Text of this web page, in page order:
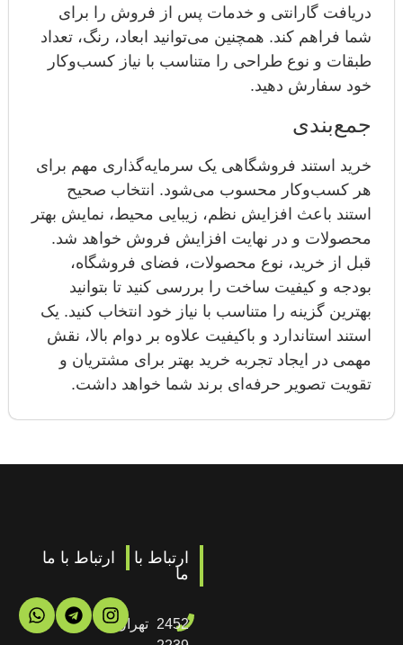
دریافت گارانتی و خدمات پس از فروش را برای
شما فراهم کند. همچنین می‌توانید ابعاد، رنگ، تعداد
طبقات و نوع طراحی را متناسب با نیاز کسب‌وکار
خود سفارش دهید.
جمع‌بندی
خرید استند فروشگاهی یک سرمایه‌گذاری مهم برای
هر کسب‌وکار محسوب می‌شود. انتخاب صحیح
استند باعث افزایش نظم، زیبایی محیط، نمایش بهتر
محصولات و در نهایت افزایش فروش خواهد شد.
قبل از خرید، نوع محصولات، فضای فروشگاه،
بودجه و کیفیت ساخت را بررسی کنید تا بتوانید
بهترین گزینه را متناسب با نیاز خود انتخاب کنید. یک
استند استاندارد و باکیفیت علاوه بر دوام بالا، نقش
مهمی در ایجاد تجربه خرید بهتر برای مشتریان و
تقویت تصویر حرفه‌ای برند شما خواهد داشت.
ارتباط با
ما
تهران
ارتباط با ما